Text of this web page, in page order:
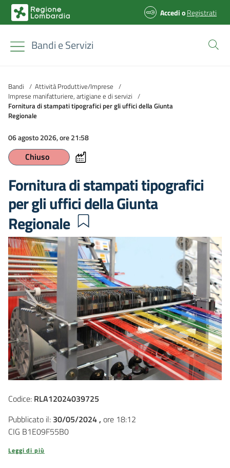
AccedioRegistrati
Bandi e Servizi
Bandi / Attività Produttive/Imprese /
Imprese manifatturiere, artigiane e di servizi /
Fornitura di stampati tipografici per gli uffici della Giunta
Regionale
06 agosto 2026, ore 21:58
Chiuso
Fornitura di stampati tipografici
per gli uffici della Giunta
Regionale
Codice: RLA12024039725
Pubblicato il: 30/05/2024 , ore 18:12
CIG B1E09F55B0
Leggi di più